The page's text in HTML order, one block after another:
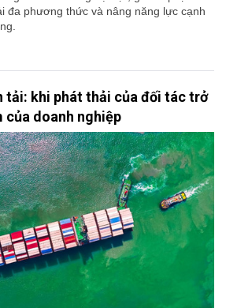
đa phương thức và nâng năng lực cạnh
tải: khi phát thải của đối tác trở
của doanh nghiệp